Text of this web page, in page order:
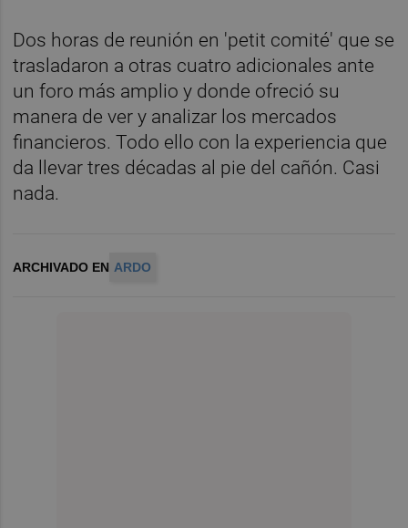
Dos horas de reunión en 'petit comité' que se
trasladaron a otras cuatro adicionales ante
un foro más amplio y donde ofreció su
manera de ver y analizar los mercados
financieros. Todo ello con la experiencia que
da llevar tres décadas al pie del cañón. Casi
nada.
ARCHIVADO EN ARDO